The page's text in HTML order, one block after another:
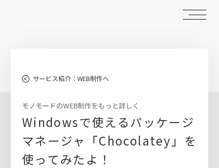
サービス紹介：WEB制作へ
モノモードのWEB制作をもっと詳しく
Windowsで使えるパッケージ
マネージャ「Chocolatey」を
使ってみたよ！